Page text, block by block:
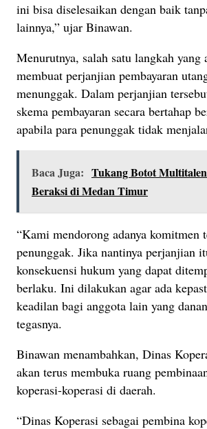
ini bisa diselesaikan dengan baik
lainnya,” ujar Binawan.
Menurutnya, salah satu langkah
membuat perjanjian pembayaran
menunggak. Dalam perjanjian
skema pembayaran secara bertahap
apabila para penunggak tidak
Baca Juga: Tukang Botot
Beraksi di Medan Timur
“Kami mendorong adanya komitmen
penunggak. Jika nantinya perjanjian
konsekuensi hukum yang dapat
berlaku. Ini dilakukan agar ada
keadilan bagi anggota lain yang
tegasnya.
Binawan menambahkan, Dinas
akan terus membuka ruang
koperasi-koperasi di daerah.
“Dinas Koperasi sebagai pembina